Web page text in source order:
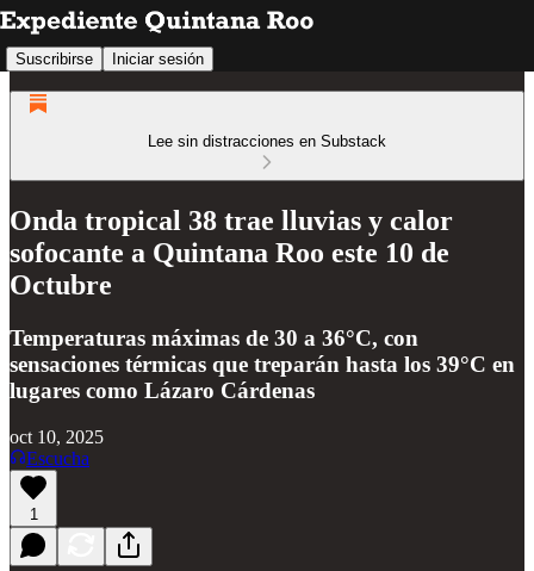
Suscribirse Iniciar sesión
Lee sin distracciones en Substack
Onda tropical 38 trae lluvias y calor
sofocante a Quintana Roo este 10 de
Octubre
Temperaturas máximas de 30 a 36°C, con
sensaciones térmicas que treparán hasta los 39°C en
lugares como Lázaro Cárdenas
oct 10, 2025
Escucha
1